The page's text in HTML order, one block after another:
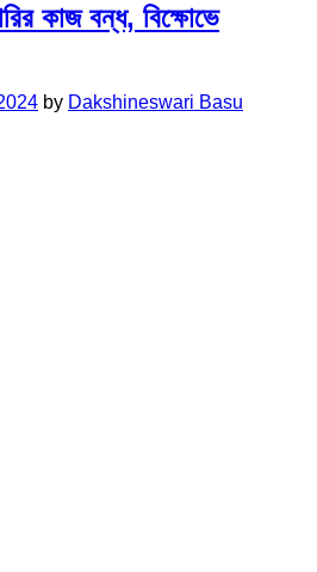
কাজ বন্ধ, বিক্ষোভে
by Dakshineswari Basu